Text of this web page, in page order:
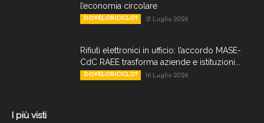
l’economia circolare
DOVELORICICLO? 21 Luglio 2026
Rifiuti elettronici in ufficio: l’accordo MASE-
CdC RAEE trasforma aziende e istituzioni...
DOVELORICICLO? 16 Luglio 2026
I più visti